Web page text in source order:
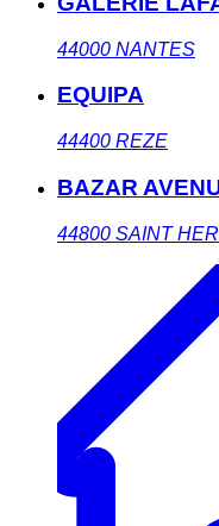
44000 NANTES
EQUIPA
44400 REZE
BAZAR
44800 SAINT